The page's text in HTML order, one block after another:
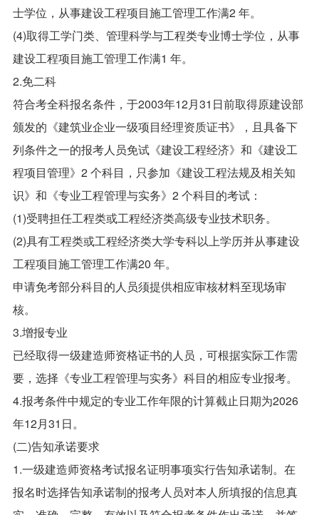
士学位，从事建设工程项目施工管理工作满2 年。
(4)取得工学门类、管理科学与工程类专业博士学位，从事
建设工程项目施工管理工作满1 年。
2.免二科
符合考全科报名条件，于2003年12月31日前取得原建设部
颁发的《建筑业企业一级项目经理资质证书》，且具备下
列条件之一的报考人员免试《建设工程经济》和《建设工
程项目管理》2 个科目，只参加《建设工程法规及相关知
识》和《专业工程管理与实务》2 个科目的考试：
(1)受聘担任工程类或工程经济类高级专业技术职务。
(2)具有工程类或工程经济类大学专科以上学历并从事建设
工程项目施工管理工作满20 年。
申请免考部分科目的人员须提供相应审核材料至现场审
核。
3.增报专业
已经取得一级建造师资格证书的人员，可根据实际工作需
要，选择《专业工程管理与实务》科目的相应专业报考。
4.报考条件中规定的专业工作年限的计算截止日期为2026
年12月31日。
(二)告知承诺要求
1.一级建造师资格考试报名证明事项实行告知承诺制。在
报名时选择告知承诺制的报考人员对本人所填报的信息真